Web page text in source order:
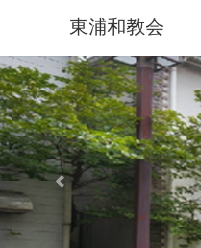
ツ
へ
ス
キ
ッ
プ
シ
ョ
ン
に
移
動
東浦和教会
Previous